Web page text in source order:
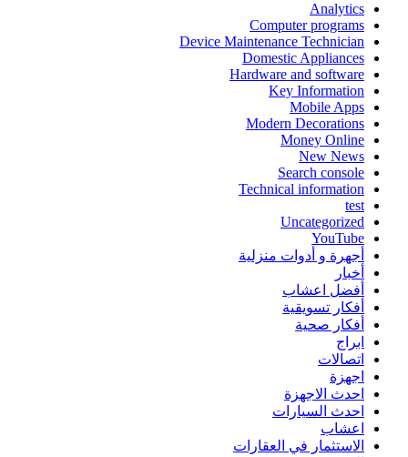
Analytics
Computer programs
Device Maintenance Technician
Domestic Appliances
Hardware and software
Key Information
Mobile Apps
Modern Decorations
Money Online
New News
Search console
Technical information
test
Uncategorized
YouTube
أجهرة و أدوات منزلية
أخبار
أفضل اعشاب
أفكار تسويقية
أفكار صحية
ابراج
اتصالات
اجهزة
احدث الاجهزة
احدث السيارات
اعشاب
الاستثمار في العقارات